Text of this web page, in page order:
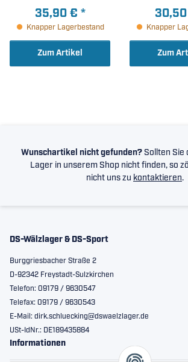
Ausführung, X-life,
Polyamidkäfig, erhöhte
radiale Lagerluft C3 (
35x72x17mm )
35,90 € *
Knapper Lagerbestand
Zum Artikel
Knapper
Zum
Wunschartikel nicht gefunden? Sollten Sie
Lager in unserem Shop nicht finden, so
nicht uns zu kontaktieren.
DS-Wälzlager & DS-Sport
Burggriesbacher Straße 2
D-92342 Freystadt-Sulzkirchen
Telefon: 09179 / 9630547
Telefax: 09179 / 9630543
E-Mail: dirk.schluecking@dswaelzlager.de
USt-IdNr.: DE189435884
Informationen